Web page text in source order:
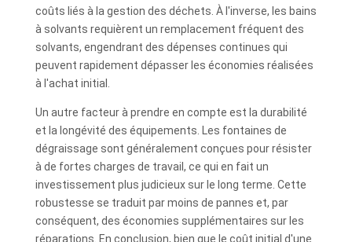
coûts liés à la gestion des déchets. À l'inverse, les bains
à solvants requièrent un remplacement fréquent des
solvants, engendrant des dépenses continues qui
peuvent rapidement dépasser les économies réalisées
à l'achat initial.
Un autre facteur à prendre en compte est la durabilité
et la longévité des équipements. Les fontaines de
dégraissage sont généralement conçues pour résister
à de fortes charges de travail, ce qui en fait un
investissement plus judicieux sur le long terme. Cette
robustesse se traduit par moins de pannes et, par
conséquent, des économies supplémentaires sur les
réparations. En conclusion, bien que le coût initial d'une